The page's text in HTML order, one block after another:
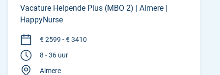
Vacature Helpende Plus (MBO 2) | Almere |
HappyNurse
€ 2599 - € 3410
8 - 36 uur
Almere